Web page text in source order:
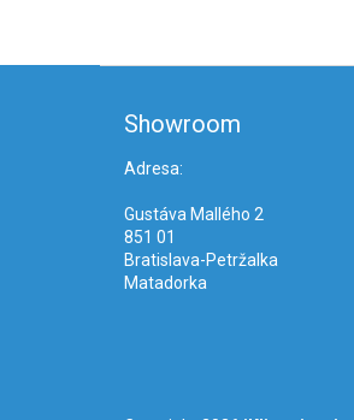
Showroom
Adresa:
Gustáva Mallého 2
851 01
Bratislava-Petržalka
Matadorka